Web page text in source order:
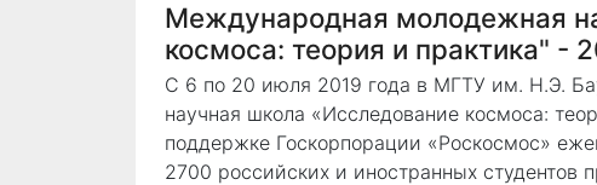
Международная молодежная
космоса: теория и практика" -
C 6 по 20 июля 2019 года в МГТУ им. Н.Э.
научная школа «Исследование космоса:
поддержке Госкорпорации «Роскосмос»
2700 российских и иностранных студентов